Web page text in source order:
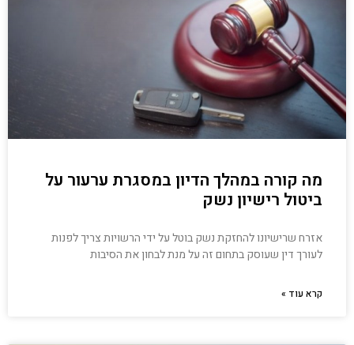
מה קורה במהלך הדיון במסגרת ערעור על
ביטול רישיון נשק
אזרח שרישיונו להחזקת נשק בוטל על ידי הרשויות צריך לפנות
לעורך דין שעוסק בתחום זה על מנת לבחון את הסיבות
קרא עוד »